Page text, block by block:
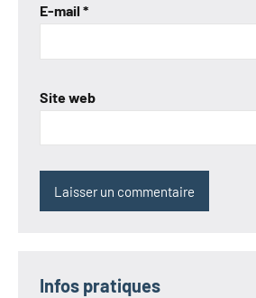
E-mail *
Site web
Infos pratiques